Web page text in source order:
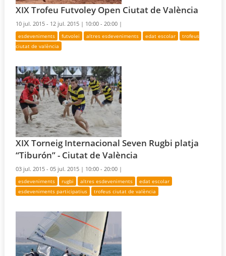
XIX Trofeu Futvoley Open Ciutat de València
10 jul. 2015 - 12 jul. 2015 | 10:00 - 20:00 |
esdeveniments futvolei altres esdeveniments edat escolar
trofeus
ciutat de valència
XIX Torneig Internacional Seven Rugbi platja
“Tiburón” - Ciutat de València
03 jul. 2015 - 05 jul. 2015 | 10:00 - 20:00 |
esdeveniments rugbi altres esdeveniments
edat escolar
esdeveniments participatius
trofeus ciutat de valència